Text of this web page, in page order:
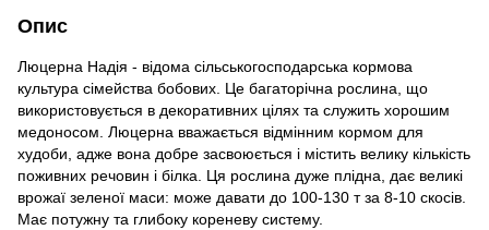
Опис
Люцерна Надія - відома сільськогосподарська кормова
культура сімейства бобових. Це багаторічна рослина, що
використовується в декоративних цілях та служить хорошим
медоносом. Люцерна вважається відмінним кормом для
худоби, адже вона добре засвоюється і містить велику кількість
поживних речовин і білка. Ця рослина дуже плідна, дає великі
врожаї зеленої маси: може давати до 100-130 т за 8-10 скосів.
Має потужну та глибоку кореневу систему.